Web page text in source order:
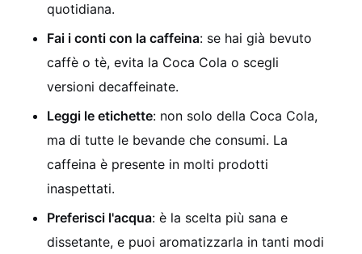
quotidiana.
Fai i conti con la caffeina: se hai già bevuto
caffè o tè, evita la Coca Cola o scegli
versioni decaffeinate.
Leggi le etichette: non solo della Coca Cola,
ma di tutte le bevande che consumi. La
caffeina è presente in molti prodotti
inaspettati.
Preferisci l'acqua: è la scelta più sana e
dissetante, e puoi aromatizzarla in tanti modi